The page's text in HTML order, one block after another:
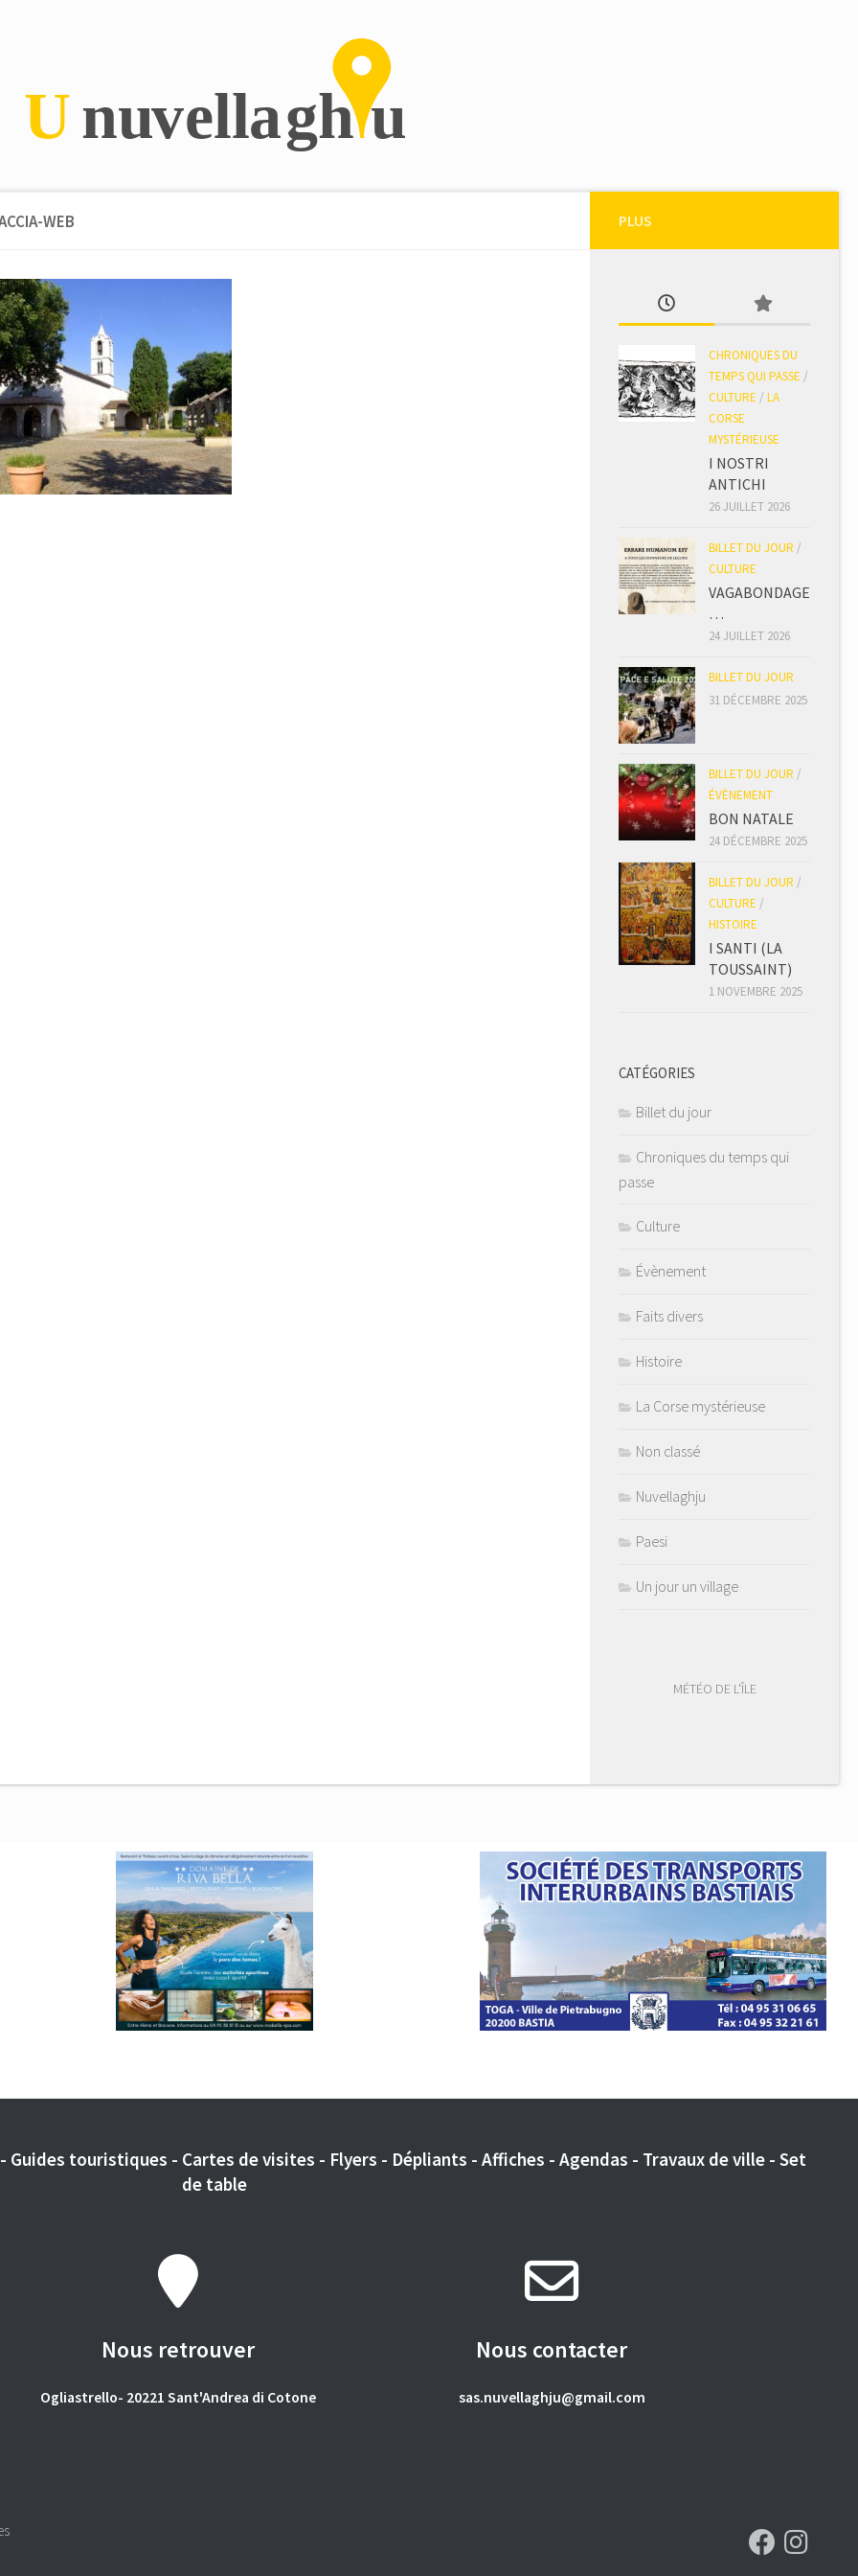
WEB PLUS
CHRONIQUES DU
TEMPS QUI PASSE /
CULTURE / LA
CORSE
MYSTÉRIEUSE
I NOSTRI
ANTICHI
26 JUILLET 2026
BILLET DU JOUR /
CULTURE
VAGABONDAGE
…
24 JUILLET 2026
BILLET DU JOUR
31 DÉCEMBRE 2025
BILLET DU JOUR /
ÉVÈNEMENT
BON NATALE
24 DÉCEMBRE 2025
BILLET DU JOUR /
CULTURE /
HISTOIRE
I SANTI (LA
TOUSSAINT)
1 NOVEMBRE 2025
CATÉGORIES
Billet du jour
Chroniques du temps qui
passe
Culture
Évènement
Faits divers
Histoire
La Corse mystérieuse
Non classé
Nuvellaghju
Paesi
Un jour un village
MÉTÉO DE L'ÎLE
touristiques - Cartes de visites - Flyers - Dépliants - Affiches - Agendas - Travaux de ville - Set
de table
Nous retrouver
Ogliastrello- 20221 Sant'Andrea di Cotone
Nous contacter
sas.nuvellaghju@gmail.com